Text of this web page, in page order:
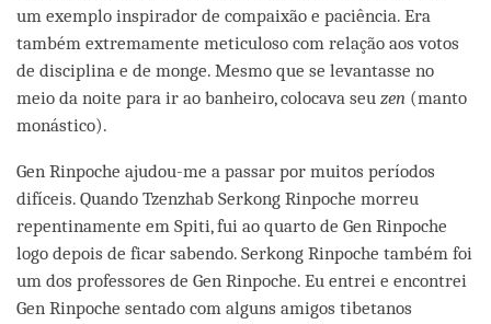
um exemplo inspirador de compaixão e paciência. Era
também extremamente meticuloso com relação aos votos
de disciplina e de monge. Mesmo que se levantasse no
meio da noite para ir ao banheiro, colocava seu zen (manto
monástico).
Gen Rinpoche ajudou-me a passar por muitos períodos
difíceis. Quando Tzenzhab Serkong Rinpoche morreu
repentinamente em Spiti, fui ao quarto de Gen Rinpoche
logo depois de ficar sabendo. Serkong Rinpoche também foi
um dos professores de Gen Rinpoche. Eu entrei e encontrei
Gen Rinpoche sentado com alguns amigos tibetanos